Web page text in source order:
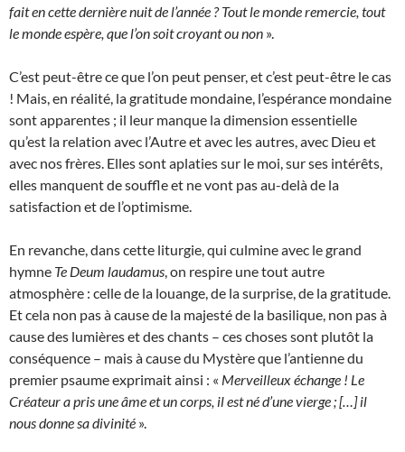
fait en cette dernière nuit de l’année ? Tout le monde remercie, tout
le monde espère, que l’on soit croyant ou non ».
C’est peut-être ce que l’on peut penser, et c’est peut-être le cas
! Mais, en réalité, la gratitude mondaine, l’espérance mondaine
sont apparentes ; il leur manque la dimension essentielle
qu’est la relation avec l’Autre et avec les autres, avec Dieu et
avec nos frères. Elles sont aplaties sur le moi, sur ses intérêts,
elles manquent de souffle et ne vont pas au-delà de la
satisfaction et de l’optimisme.
En revanche, dans cette liturgie, qui culmine avec le grand
hymne Te Deum laudamus, on respire une tout autre
atmosphère : celle de la louange, de la surprise, de la gratitude.
Et cela non pas à cause de la majesté de la basilique, non pas à
cause des lumières et des chants – ces choses sont plutôt la
conséquence – mais à cause du Mystère que l’antienne du
premier psaume exprimait ainsi : « Merveilleux échange ! Le
Créateur a pris une âme et un corps, il est né d’une vierge ; […] il
nous donne sa divinité ».